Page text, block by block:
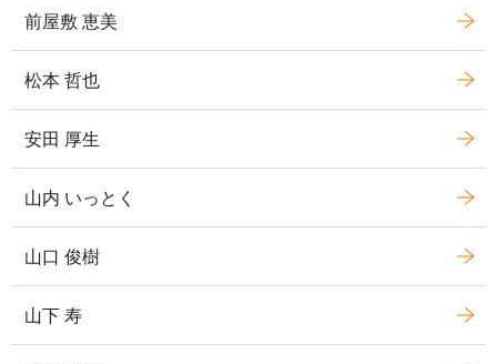
前屋敷 恵美
松本 哲也
安田 厚生
山内 いっとく
山口 俊樹
山下 寿